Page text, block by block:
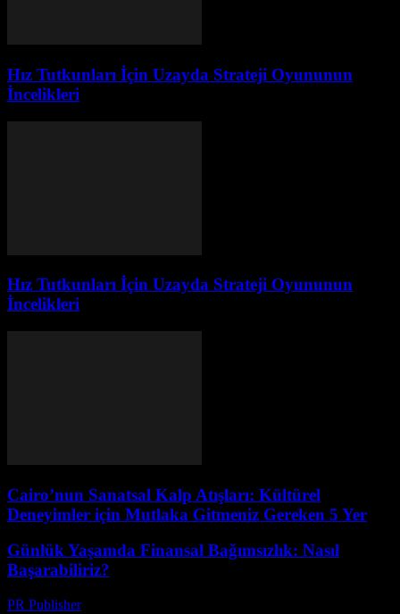
Hız Tutkunları İçin Uzayda Strateji Oyununun
İncelikleri
Hız Tutkunları İçin Uzayda Strateji Oyununun
İncelikleri
Cairo’nun Sanatsal Kalp Atışları: Kültürel
Deneyimler için Mutlaka Gitmeniz Gereken 5 Yer
Günlük Yaşamda Finansal Bağımsızlık: Nasıl
Başarabiliriz?
PR Publisher-